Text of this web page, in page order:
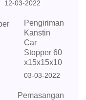
12-03-2022
Pengiriman
Kanstin
Car
Stopper 60
x15x15x10
03-03-2022
Pemasangan